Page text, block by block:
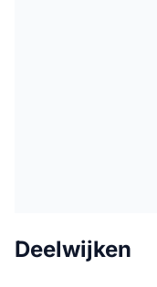
Deelwijken